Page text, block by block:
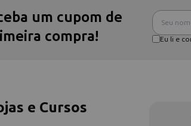
um cupom de
compra!
Eu li e
e Cursos